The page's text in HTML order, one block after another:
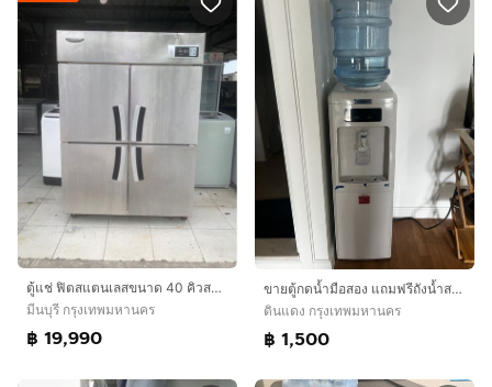
ตู้แช่ ฟิตสแตนเลสขนาด 40 คิวสภาพดีพร้อมใช้งาน 19,990 บาทสนใจโทรติดต่อสอบถามได้เลยค่ะ 0991461547 ค่ะ
มีนบุรี กรุงเทพมหานคร
฿ 19,990
ขายตู้กดน้ำมือสอง แถมฟรีถังน้ำสปริงเคิล 2 ถัง ซื้อคูปองเอาถังเปลี่ยนน้ำได้เลย
ดินแดง กรุงเทพมหานคร
฿ 1,500